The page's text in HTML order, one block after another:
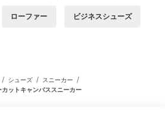
ローファー ビジネスシューズ
/ シューズ / スニーカー /
ットキャンバススニーカー